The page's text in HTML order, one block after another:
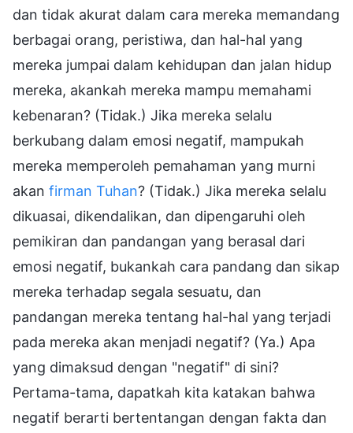
dan tidak akurat dalam cara mereka memandang
berbagai orang, peristiwa, dan hal-hal yang
mereka jumpai dalam kehidupan dan jalan hidup
mereka, akankah mereka mampu memahami
kebenaran? (Tidak.) Jika mereka selalu
berkubang dalam emosi negatif, mampukah
mereka memperoleh pemahaman yang murni
akan firman Tuhan? (Tidak.) Jika mereka selalu
dikuasai, dikendalikan, dan dipengaruhi oleh
pemikiran dan pandangan yang berasal dari
emosi negatif, bukankah cara pandang dan sikap
mereka terhadap segala sesuatu, dan
pandangan mereka tentang hal-hal yang terjadi
pada mereka akan menjadi negatif? (Ya.) Apa
yang dimaksud dengan "negatif" di sini?
Pertama-tama, dapatkah kita katakan bahwa
negatif berarti bertentangan dengan fakta dan